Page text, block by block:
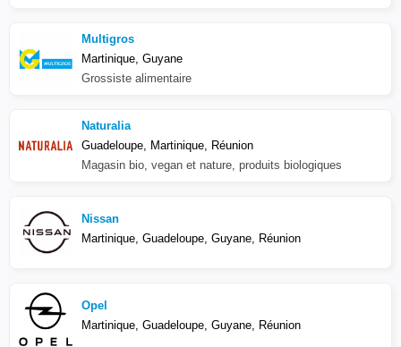
Multigros
Martinique, Guyane
Grossiste alimentaire
Naturalia
Guadeloupe, Martinique, Réunion
Magasin bio, vegan et nature, produits biologiques
Nissan
Martinique, Guadeloupe, Guyane, Réunion
Opel
Martinique, Guadeloupe, Guyane, Réunion